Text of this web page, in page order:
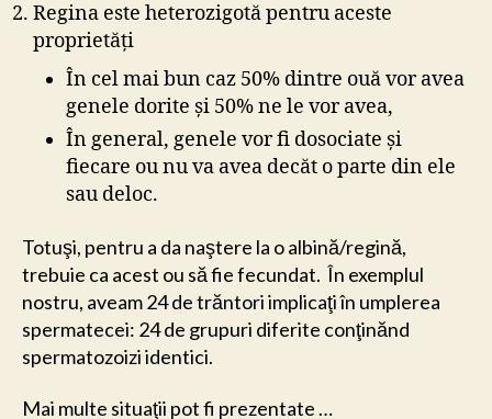
Regina este heterozigotă pentru aceste
proprietăţi
În cel mai bun caz 50% dintre ouă vor avea
genele dorite şi 50% ne le vor avea,
În general, genele vor fi dosociate şi
fiecare ou nu va avea decăt o parte din ele
sau deloc.
Totuşi, pentru a da naştere la o albină/regină,
trebuie ca acest ou să fie fecundat. În exemplul
nostru, aveam 24 de trăntori implicaţi în umplerea
spermatecei: 24 de grupuri diferite conţinănd
spermatozoizi identici.
Mai multe situaţii pot fi prezentate …